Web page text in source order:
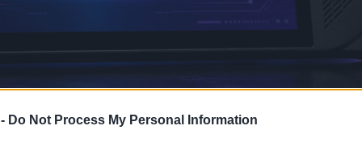
Do Not Process My Personal Information